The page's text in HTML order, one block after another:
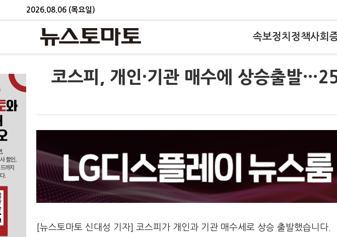
2026.08.06 (목요일)
속보정치 정책사회
코스피, 개인·기관 매수에 상승출발
[뉴스토마토 신대성 기자] 코스피가 개인과 기관 매수세로 상승 출발했습니다.